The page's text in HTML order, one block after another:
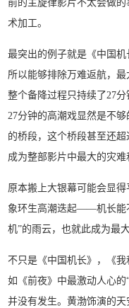
前的主旋律影片不太会做
术加工。
最突出的例子就是《中国
所以能够排除万难返航，最
整个备降过程只持续了27分
27分钟的高潮戏显然是不
的桥段，这个桥段甚至还超
成为整部影片中最大的灾难
原本搬上大银幕可能会显
象环生高潮迭起——机长能
机”的雨云，也就此成为最
不只是《中国机长》，《
如《前夜》中最激动人心
并没有发生。黄渤饰演的